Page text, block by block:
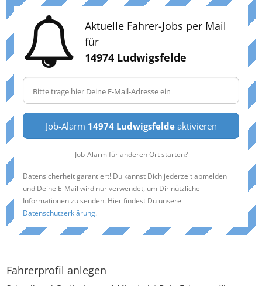
Aktuelle Fahrer-Jobs per Mail
für
14974 Ludwigsfelde
Job-Alarm 14974 Ludwigsfeldeaktivieren
Job-Alarm für anderen Ort starten?
Datensicherheit garantiert! Du kannst Dich jederzeit abmelden
und Deine E-Mail wird nur verwendet, um Dir nützliche
Informationen zu senden. Hier findest Du unsere
Datenschutzerklärung.
Fahrerprofil anlegen